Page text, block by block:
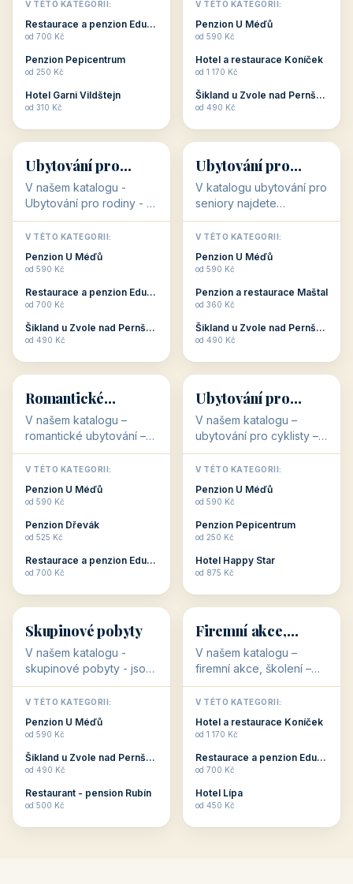
dovolenou přímo
souvisejí. Aktivní
odpočinek jso...
V TÉTO KATEGORII:
Restaurace a penzion Eduard
od 700 Kč
Penzion Pepicentrum
od 250 Kč
Hotel Garni Vildštejn
od 310 Kč
cenově dostupné
ubytování v ČR. Budete
c...
V TÉTO KATEGORII:
Penzion U Méďů
od 590 Kč
Hotel a restaurace Koníček
od 1 170 Kč
Šikland u Zvole nad Pernštejnem
od 490 Kč
👨‍👩‍👧‍👦
👨‍👩‍👧‍👦
34 objektů
Ubytování pro
rodiny
V našem katalogu -
Ubytování pro rodiny -
jsou pro Vás připraveny
objekty, které svojí
polohou či vybaveností,
nabízí klidné ubytování
V TÉTO KATEGORII:
Penzion U Méďů
od 590 Kč
Restaurace a penzion Eduard
od 700 Kč
Šikland u Zvole nad Pernštejnem
od 490 Kč
🧓
🧓
33 objektů
Ubytování pro
seniory
V katalogu ubytování pro
seniory najdete
penziony a hotely, které
jsou přizpůsobeny pro
ubytování klientů vyššího
věku. Některé z nich
V TÉTO KATEGORII:
Penzion U Méďů
od 590 Kč
Penzion a restaurace Maštal
od 360 Kč
Šikland u Zvole nad Pernštejnem
od 490 Kč
💕
💕
Romantické
ubytování
V našem katalogu –
romantické ubytování –
jsou pro Vás připraveny
objekty, které svojí
stavbou, polohou anebo
zaměřením nabízí
Romantické ...
V TÉTO KATEGORII:
Penzion U Méďů
od 590 Kč
Penzion Dřevák
od 525 Kč
Restaurace a penzion Eduard
od 700 Kč
🚴
🚴
32 objektů
Ubytování pro
cyklisty
V našem katalogu –
ubytování pro cyklisty –
jsou pro Vás připraveny
objekty, které jsou na
milovníky cykloturistiky
připraveny. Většinou mají
V TÉTO KATEGORII:
Penzion U Méďů
od 590 Kč
Penzion Pepicentrum
od 250 Kč
Hotel Happy Star
od 875 Kč
👥
👥
32 objektů
Skupinové pobyty
V našem katalogu -
skupinové pobyty - jsou
pro Vás připraveny
objekty, které nabízí
ubytování skupin v
penzionech, hotelích a
Budete překva...
V TÉTO KATEGORII:
Penzion U Méďů
od 590 Kč
Šikland u Zvole nad Pernštejnem
od 490 Kč
Restaurant - pension Rubín
od 500 Kč
💼
💼
31 objektů
Firemní akce,
školení
V našem katalogu –
firemní akce, školení –
jsou pro Vás připraveny
objekty, které mají
zkušenosti pořádat i
menší firemní akce a
ob...
V TÉTO KATEGORII:
Hotel a restaurace Koníček
od 1 170 Kč
Restaurace a penzion Eduard
od 700 Kč
Hotel Lípa
od 450 Kč